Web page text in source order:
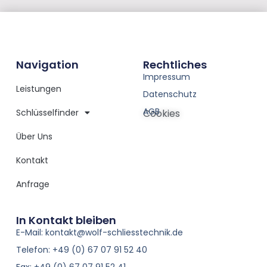
In Kontakt bleiben
E-Mail: kontakt@wolf-schliesstechnik.de
Telefon: +49 (0) 67 07 91 52 40
Navigation
Leistungen
Schlüsselfinder
Über Uns
Kontakt
Anfrage
Rechtliches
Impressum
Datenschutz
AGB
Cookies